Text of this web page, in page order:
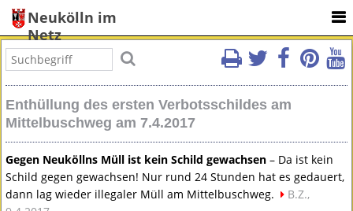
Neukölln im
Netz
Enthüllung des ersten Verbotsschildes am
Mittelbuschweg am 7.4.2017
Gegen Neuköllns Müll ist kein Schild gewachsen – Da ist kein
Schild gegen gewachsen! Nur rund 24 Stunden hat es gedauert,
dann lag wieder illegaler Müll am Mittelbuschweg.
B.Z.,